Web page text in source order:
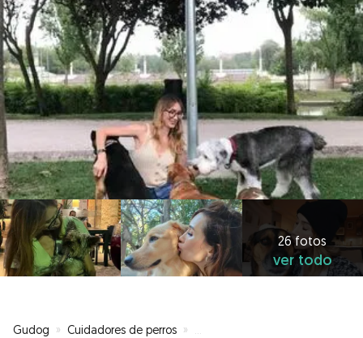
26 fotos
ver todo
Gudog » Cuidadores de perros »